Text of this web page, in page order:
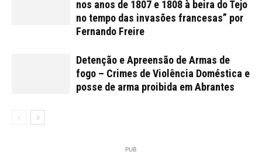
nos anos de 1807 e 1808 à beira do Tejo
no tempo das invasões francesas” por
Fernando Freire
Detenção e Apreensão de Armas de
fogo – Crimes de Violência Doméstica e
posse de arma proibida em Abrantes
PUB